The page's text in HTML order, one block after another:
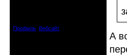
Профиль Вебсайт
А